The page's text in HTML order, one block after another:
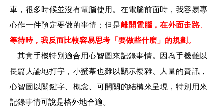
車，很多時候並沒有電腦使用。在電腦前面時，我容易專
心作一件預定要做的事情；但是離開電腦，在外面走路、
等待時，我反而比較容易思考「要做些什麼」的規劃。
其實手機特別適合用心智圖來記錄事情。因為手機難以
長篇大論地打字，小螢幕也難以顯示複雜、大量的資訊，
心智圖以關鍵字、概念、可開關的結構來呈現，特別用來
記錄事情可說是格外地合適。